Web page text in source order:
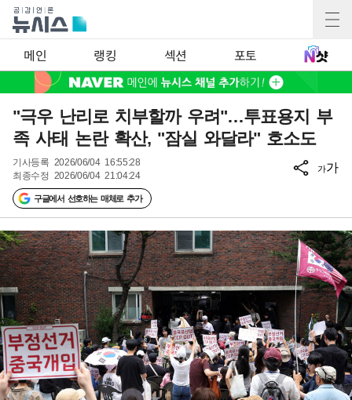
메인 랭킹 섹션 포토
"극우 난리로 치부할까 우려"…투표용지 부
족 사태 논란 확산, "잠실 와달라" 호소도
기사등록 2026/06/04 16:55:28
최종수정 2026/06/04 21:04:24
구글에서 선호하는 매체로 추가
가가